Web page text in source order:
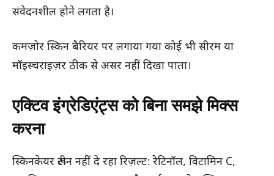
संवेदनशील होने लगता है।
कमज़ोर स्किन बैरियर पर लगाया गया कोई भी सीरम या
मॉइस्चराइज़र ठीक से असर नहीं दिखा पाता।
एक्टिव इंग्रेडिएंट्स को बिना समझे मिक्स
करना
स्किनकेयर रूटीन नहीं दे रहा रिज़ल्ट: रेटिनॉल, विटामिन C,